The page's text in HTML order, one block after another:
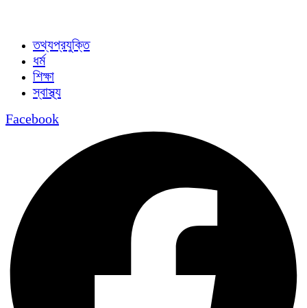
তথ্যপ্রযুক্তি
ধর্ম
শিক্ষা
স্বাস্থ্য
Facebook